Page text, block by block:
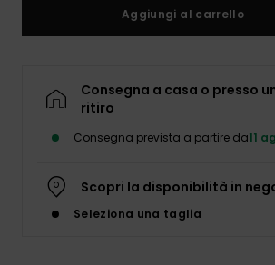
Aggiungi al carrello
Consegna a casa o presso
ritiro
Consegna prevista a partire da11
Scopri la disponibilità in
Seleziona una taglia